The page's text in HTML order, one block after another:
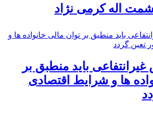
اله کرمی نژاد
باید منطبق بر
ها و شرایط اقتصادی